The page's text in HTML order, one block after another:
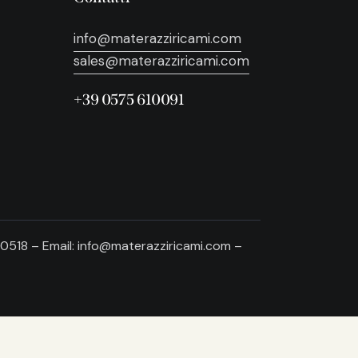
info@materazziricami.com
sales@materazziricami.com
+39 0575 610091
– Email: info@materazziricami.com –